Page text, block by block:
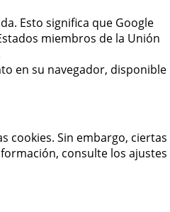
Esto significa que Google
miembros de la Unión
en su navegador, disponible
cookies. Sin embargo, ciertas
consulte los ajustes